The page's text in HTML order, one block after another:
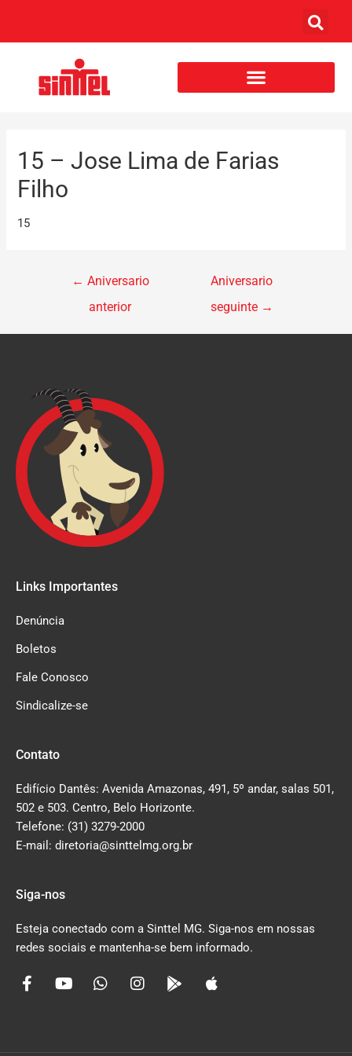
15 – Jose Lima de Farias
Filho
15
← Aniversario
anterior
Aniversario
seguinte →
Links Importantes
Denúncia
Boletos
Fale Conosco
Sindicalize-se
Contato
Edifício Dantês: Avenida Amazonas, 491, 5º andar, salas 501,
502 e 503. Centro, Belo Horizonte.
Telefone: (31) 3279-2000
E-mail: diretoria@sinttelmg.org.br
Siga-nos
Esteja conectado com a Sinttel MG. Siga-nos em nossas
redes sociais e mantenha-se bem informado.